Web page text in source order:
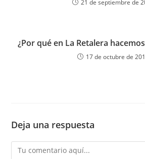
21 de septiembre de
¿Por qué en La Retalera
17 de octubre de
Deja una respuesta
Comentario